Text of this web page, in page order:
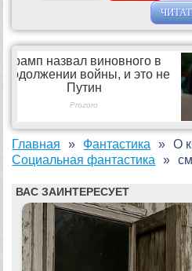
Главная
Фантастика
Социальная фантастика
О